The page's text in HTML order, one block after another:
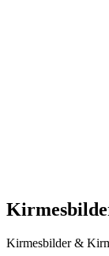
Kirmesbilder &